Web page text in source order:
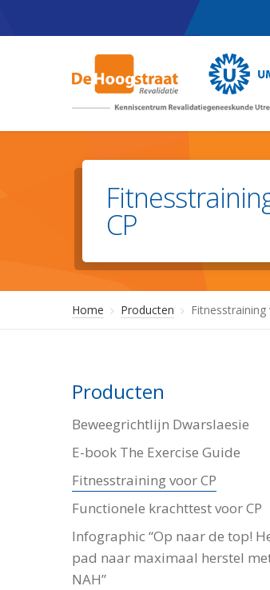
to
CP
Home Producten Fitnesstraining
Producten
Beweegrichtlijn Dwarslaesie
E-book The Exercise Guide
Fitnesstraining voor CP
Functionele krachttest voor CP
Infographic “Op naar de top!
pad naar maximaal herstel
NAH”